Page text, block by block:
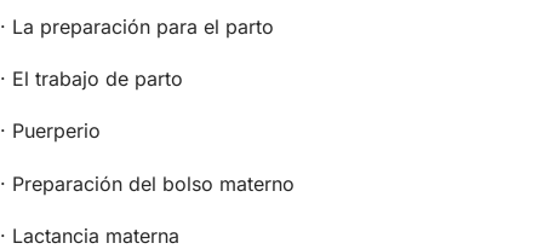
· La preparación para el parto
· El trabajo de parto
· Puerperio
· Preparación del bolso materno
· Lactancia materna